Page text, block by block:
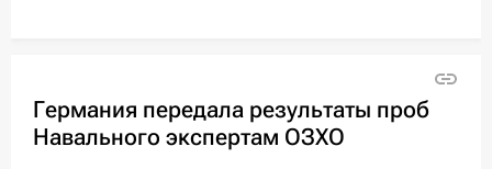
Германия передала результаты проб
Навального экспертам ОЗХО